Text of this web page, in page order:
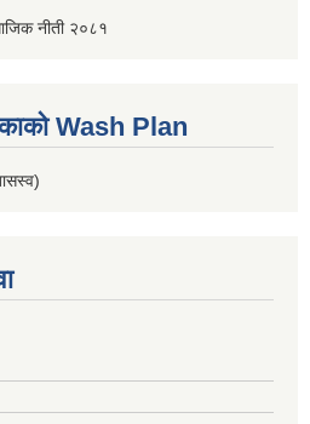
नीती २०८१
Wash Plan